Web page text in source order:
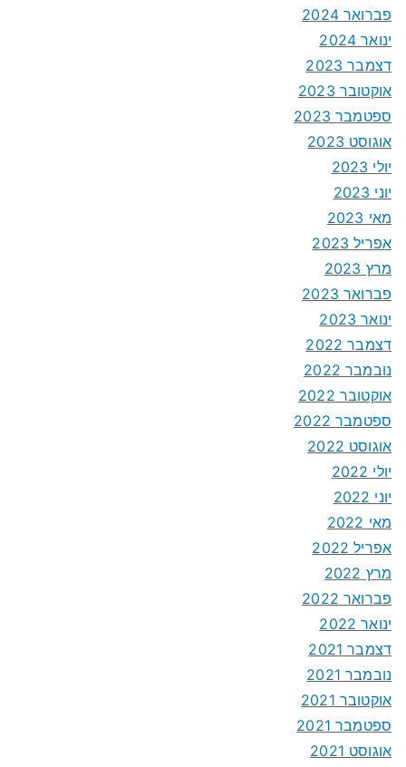
פברואר 2024
ינואר 2024
דצמבר 2023
אוקטובר 2023
ספטמבר 2023
אוגוסט 2023
יולי 2023
יוני 2023
מאי 2023
אפריל 2023
מרץ 2023
פברואר 2023
ינואר 2023
דצמבר 2022
נובמבר 2022
אוקטובר 2022
ספטמבר 2022
אוגוסט 2022
יולי 2022
יוני 2022
מאי 2022
אפריל 2022
מרץ 2022
פברואר 2022
ינואר 2022
דצמבר 2021
נובמבר 2021
אוקטובר 2021
ספטמבר 2021
אוגוסט 2021